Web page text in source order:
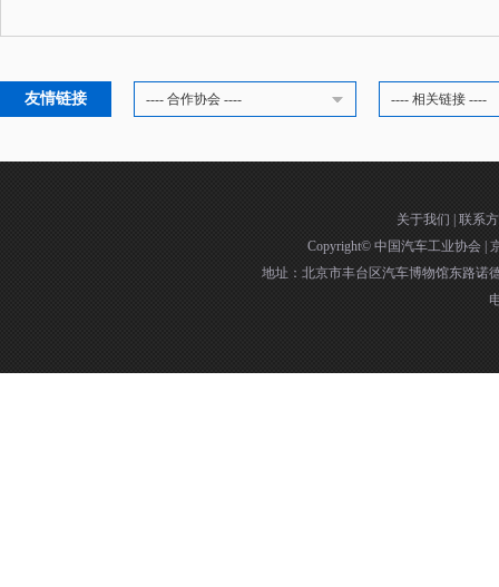
友情链接 ---- 合作协会 ---- ---- 相关链接 ----
关于我们
联系
Copyright© 中国汽车工业协会
地址：北京市丰台区汽车博物馆东路诺